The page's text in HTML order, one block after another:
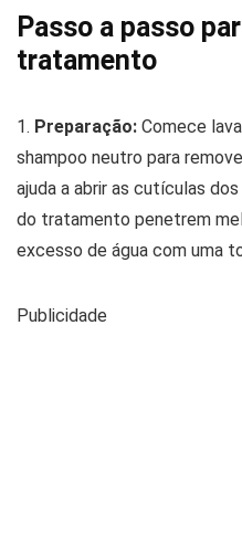
Passo a passo
tratamento
1. Preparação: Comece
shampoo neutro para
ajuda a abrir as cutículas
do tratamento penetrem
excesso de água com uma
Publicidade